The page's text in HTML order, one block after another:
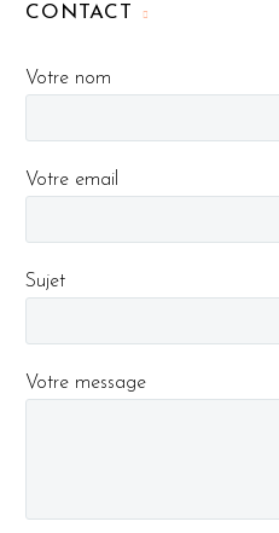
CONTACT
Votre nom
Votre email
Sujet
Votre message